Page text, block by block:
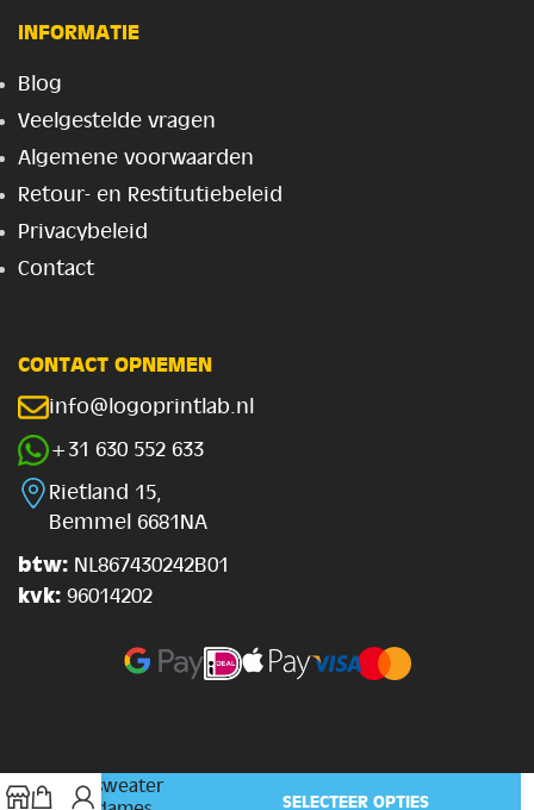
INFORMATIE
Blog
Veelgestelde vragen
Algemene voorwaarden
Retour- en Restitutiebeleid
Privacybeleid
Contact
CONTACT OPNEMEN
info@logoprintlab.nl
+31 630 552 633
Rietland 15,
Bemmel 6681NA
btw: NL867430242B01
kvk: 96014202
sweater
SELECTEER OPTIES